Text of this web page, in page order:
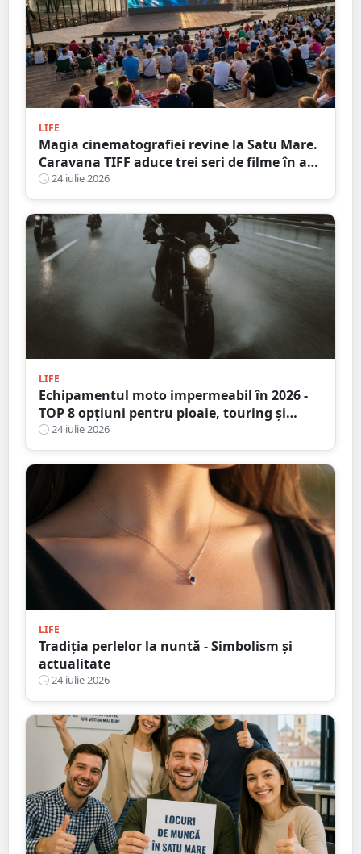
LIFE
Magia cinematografiei revine la Satu Mare.
Caravana TIFF aduce trei seri de filme în aer
liber pe malul Someșului
24 iulie 2026
LIFE
Echipamentul moto impermeabil în 2026 -
TOP 8 opțiuni pentru ploaie, touring și
adventure
24 iulie 2026
LIFE
Tradiția perlelor la nuntă - Simbolism și
actualitate
24 iulie 2026